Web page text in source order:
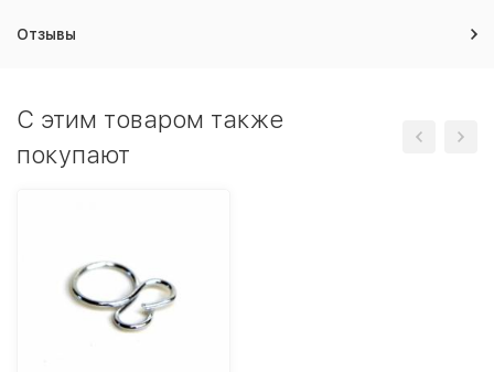
Отзывы
C этим товаром также
покупают